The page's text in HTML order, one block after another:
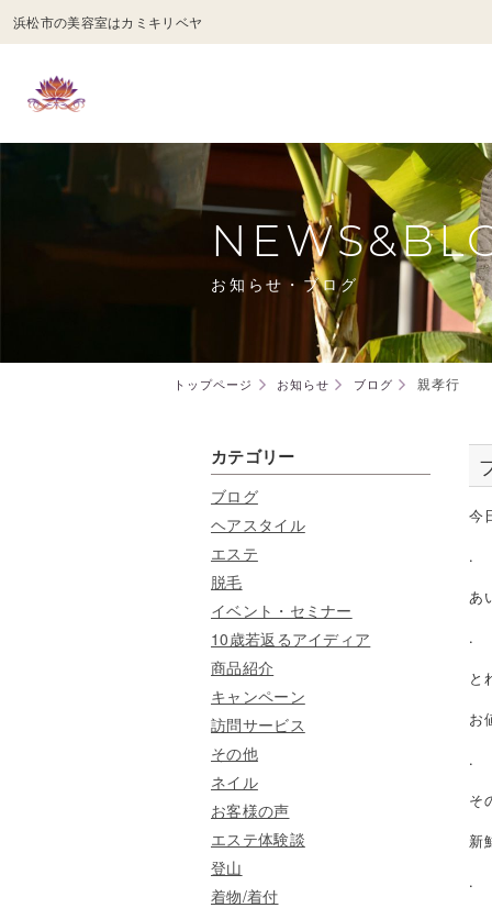
浜松市の美容室はカミキリベヤ
お知らせ・ブログ
トップページ お知らせ ブログ 親孝行
今
.
あ
.
と
お
.
そ
新
.
カテゴリー
ブログ
ヘアスタイル
エステ
脱毛
イベント・セミナー
10歳若返るアイディア
商品紹介
キャンペーン
訪問サービス
その他
ネイル
お客様の声
エステ体験談
登山
着物/着付